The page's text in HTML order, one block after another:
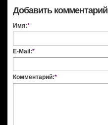
Добавить комментарий
Имя:*
E-Mail:*
Комментарий:*